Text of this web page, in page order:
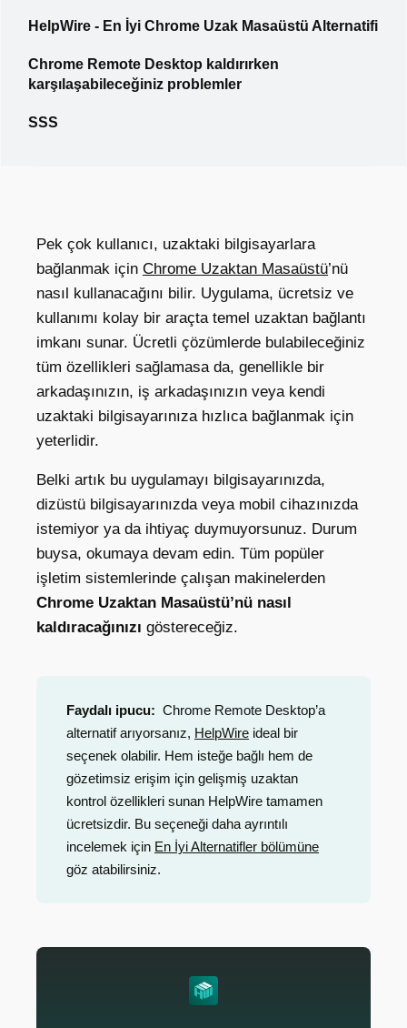
HelpWire - En İyi Chrome Uzak Masaüstü Alternatifi
Chrome Remote Desktop kaldırırken
karşılaşabileceğiniz problemler
SSS
Pek çok kullanıcı, uzaktaki bilgisayarlara
bağlanmak için Chrome Uzaktan Masaüstü’nü
nasıl kullanacağını bilir. Uygulama, ücretsiz ve
kullanımı kolay bir araçta temel uzaktan bağlantı
imkanı sunar. Ücretli çözümlerde bulabileceğiniz
tüm özellikleri sağlamasa da, genellikle bir
arkadaşınızın, iş arkadaşınızın veya kendi
uzaktaki bilgisayarınıza hızlıca bağlanmak için
yeterlidir.
Belki artık bu uygulamayı bilgisayarınızda,
dizüstü bilgisayarınızda veya mobil cihazınızda
istemiyor ya da ihtiyaç duymuyorsunuz. Durum
buysa, okumaya devam edin. Tüm popüler
işletim sistemlerinde çalışan makinelerden
Chrome Uzaktan Masaüstü’nü nasıl
kaldıracağınızı göstereceğiz.
Faydalı ipucu: Chrome Remote Desktop’a
alternatif arıyorsanız, HelpWire ideal bir
seçenek olabilir. Hem isteğe bağlı hem de
gözetimsiz erişim için gelişmiş uzaktan
kontrol özellikleri sunan HelpWire tamamen
ücretsizdir. Bu seçeneği daha ayrıntılı
incelemek için En İyi Alternatifler bölümüne
göz atabilirsiniz.